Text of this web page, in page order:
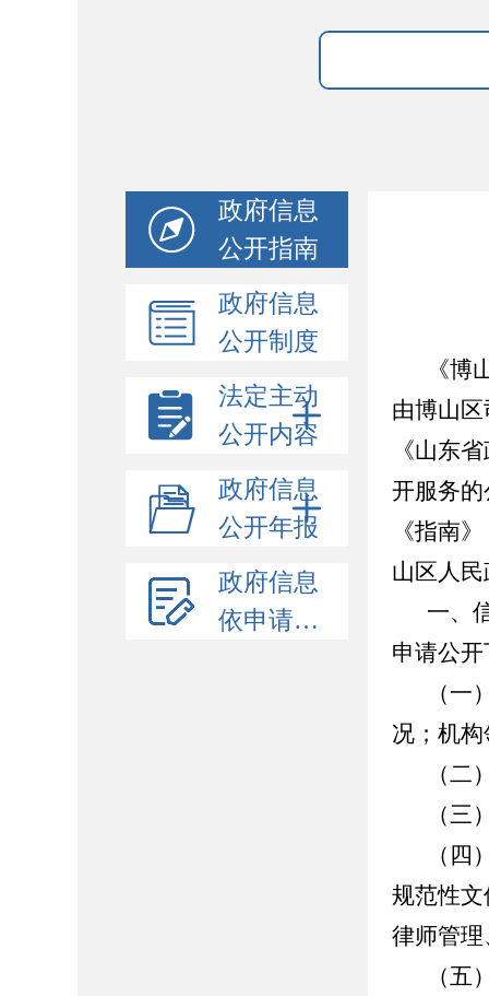
政府信息
公开指南
政府信息
公开制度
法定主动
公开内容
政府信息
公开年报
政府信息
依申请公开
《
由博山
《山东
开服务
《指南
山区人
一、
申请公
（
况；机
（
（
（
规范性
律师管
（